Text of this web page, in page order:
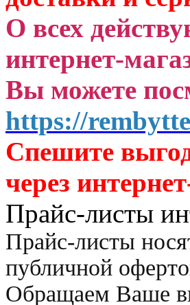
О всех
интернет-
Вы можете
https://
Спешите
через
Прайс-листы
Прайс-листы
публичной
Обращаем Ваше